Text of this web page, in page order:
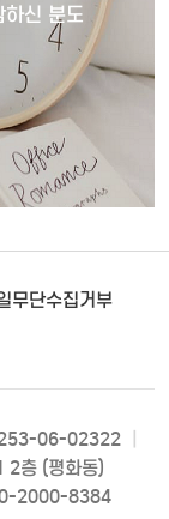
신 분도
무단수집거부
253-06-02322
2층 (평화동)
2000-8384